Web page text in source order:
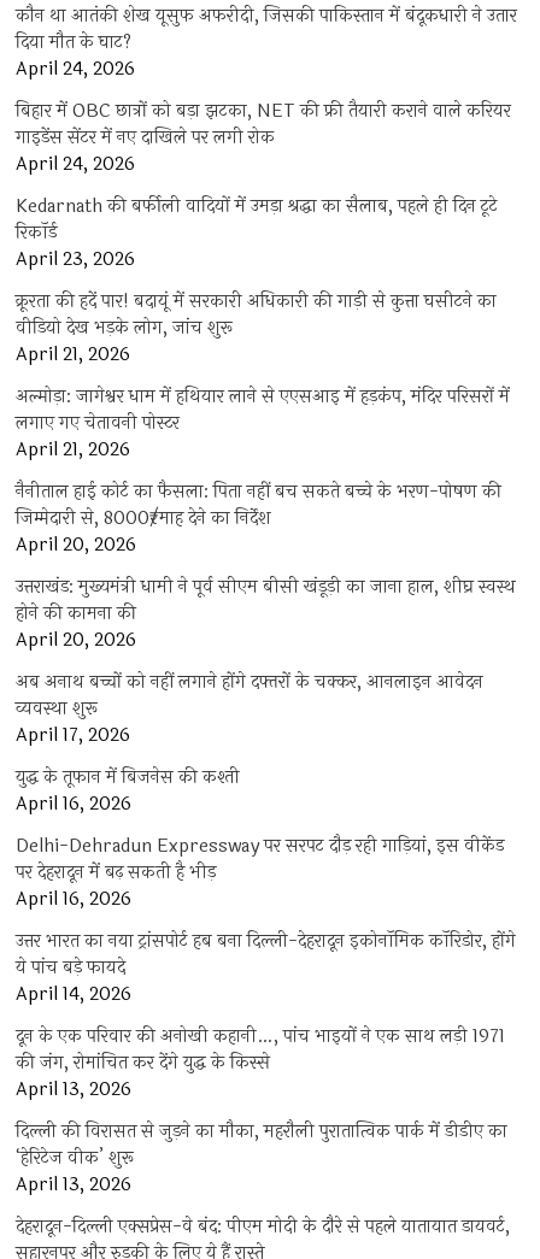
कौन था आतंकी शेख यूसुफ अफरीदी, जिसकी पाकिस्तान में बंदूकधारी ने उतार
दिया मौत के घाट?
April 24, 2026
बिहार में OBC छात्रों को बड़ा झटका, NET की फ्री तैयारी कराने वाले करियर
गाइडेंस सेंटर में नए दाखिले पर लगी रोक
April 24, 2026
Kedarnath की बर्फीली वादियों में उमड़ा श्रद्धा का सैलाब, पहले ही दिन टूटे
रिकॉर्ड
April 23, 2026
क्रूरता की हदें पार! बदायूं में सरकारी अधिकारी की गाड़ी से कुत्ता घसीटने का
वीडियो देख भड़के लोग, जांच शुरू
April 21, 2026
अल्मोड़ा: जागेश्वर धाम में हथियार लाने से एएसआइ में हड़कंप, मंदिर परिसरों में
लगाए गए चेतावनी पोस्टर
April 21, 2026
नैनीताल हाई कोर्ट का फैसला: पिता नहीं बच सकते बच्चे के भरण-पोषण की
जिम्मेदारी से, 8000₹/माह देने का निर्देश
April 20, 2026
उत्तराखंड: मुख्यमंत्री धामी ने पूर्व सीएम बीसी खंडूड़ी का जाना हाल, शीघ्र स्वस्थ
होने की कामना की
April 20, 2026
अब अनाथ बच्चों को नहीं लगाने होंगे दफ्तरों के चक्कर, आनलाइन आवेदन
व्यवस्था शुरू
April 17, 2026
युद्ध के तूफान में बिजनेस की कश्ती
April 16, 2026
Delhi-Dehradun Expressway पर सरपट दौड़ रही गाड़ियां, इस वीकेंड
पर देहरादून में बढ़ सकती है भीड़
April 16, 2026
उत्तर भारत का नया ट्रांसपोर्ट हब बना दिल्ली-देहरादून इकोनॉमिक कॉरिडोर, होंगे
ये पांच बड़े फायदे
April 14, 2026
दून के एक परिवार की अनोखी कहानी…, पांच भाइयों ने एक साथ लड़ी 1971
की जंग, रोमांचित कर देंगे युद्ध के किस्से
April 13, 2026
दिल्ली की विरासत से जुड़ने का मौका, महरौली पुरातात्विक पार्क में डीडीए का
‘हेरिटेज वीक’ शुरू
April 13, 2026
देहरादून-दिल्ली एक्सप्रेस-वे बंद: पीएम मोदी के दौरे से पहले यातायात डायवर्ट,